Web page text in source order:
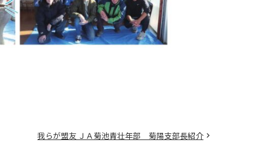
我らが盟友 ＪＡ菊池青壮年部 菊陽支部長紹介